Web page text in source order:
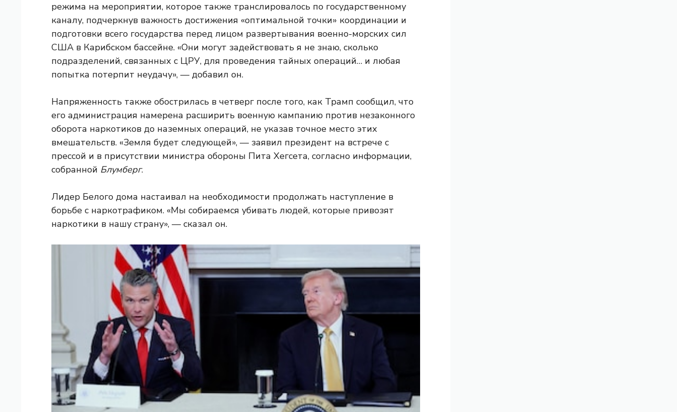
режима на мероприятии, которое также транслировалось по государственному
каналу, подчеркнув важность достижения «оптимальной точки» координации и
подготовки всего государства перед лицом развертывания военно-морских сил
США в Карибском бассейне. «Они могут задействовать я не знаю, сколько
подразделений, связанных с ЦРУ, для проведения тайных операций… и любая
попытка потерпит неудачу», — добавил он.
Напряженность также обострилась в четверг после того, как Трамп сообщил, что
его администрация намерена расширить военную кампанию против незаконного
оборота наркотиков до наземных операций, не указав точное место этих
вмешательств. «Земля будет следующей», — заявил президент на встрече с
прессой и в присутствии министра обороны Пита Хегсета, согласно информации,
собранной Блумберг.
Лидер Белого дома настаивал на необходимости продолжать наступление в
борьбе с наркотрафиком. «Мы собираемся убивать людей, которые привозят
наркотики в нашу страну», — сказал он.